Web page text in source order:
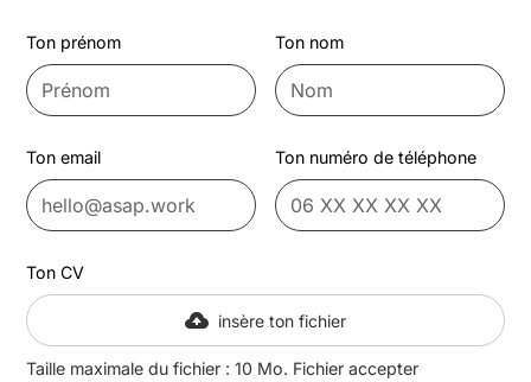
Ton prénom Ton nom
Ton email Ton numéro de téléphone
Ton CV
insère ton fichier
Taille maximale du fichier : 10 Mo. Fichier accepter